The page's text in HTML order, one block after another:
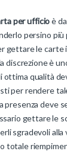
per ufficioè
persino
gettare le
è
ottima qualità
per rendere
deve
gettare le
sgradevoli
totale